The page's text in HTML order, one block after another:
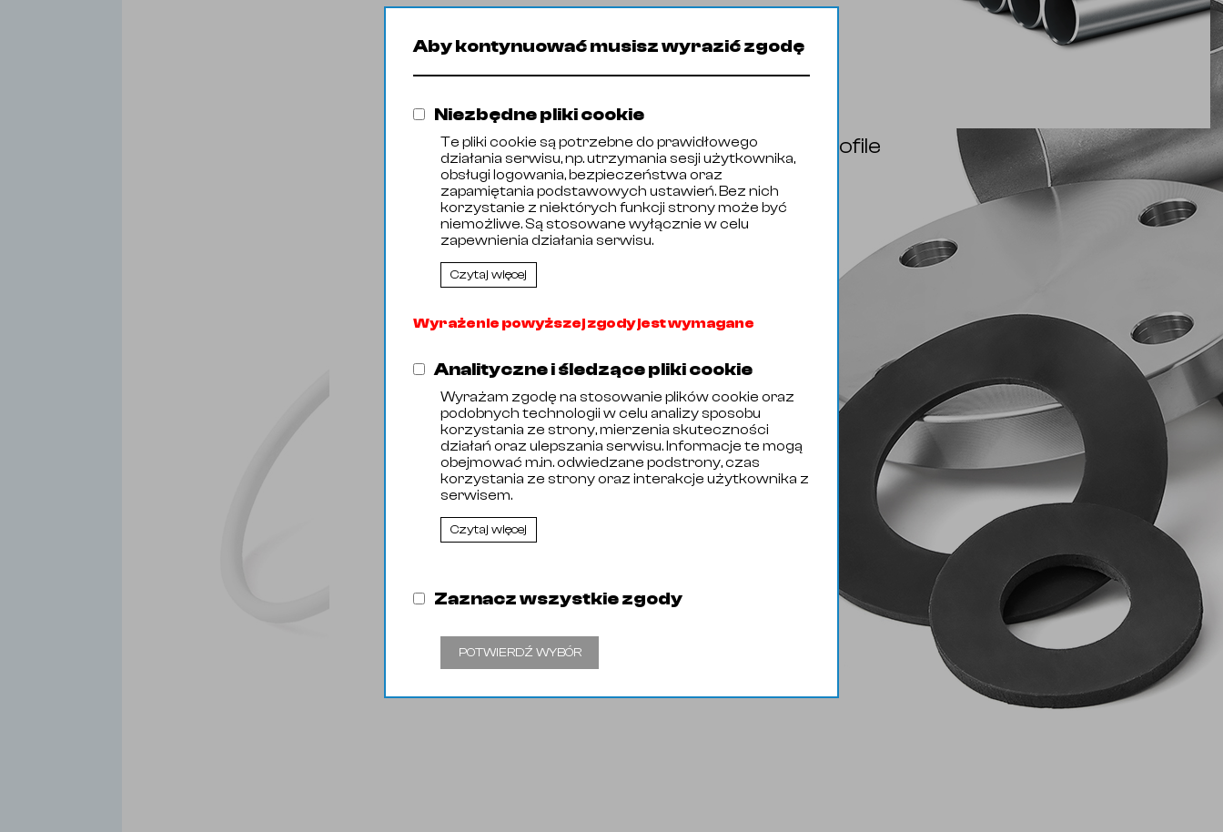
Rury i profile
Aby kontynuować musisz wyrazić zgodę
Niezbędne pliki cookie
Te pliki cookie są potrzebne do prawidłowego
działania serwisu, np. utrzymania sesji użytkownika,
obsługi logowania, bezpieczeństwa oraz
zapamiętania podstawowych ustawień. Bez nich
korzystanie z niektórych funkcji strony może być
niemożliwe. Są stosowane wyłącznie w celu
zapewnienia działania serwisu.
Czytaj więcej
Wyrażenie powyższej zgody jest wymagane
Analityczne i śledzące pliki cookie
Wyrażam zgodę na stosowanie plików cookie oraz
podobnych technologii w celu analizy sposobu
korzystania ze strony, mierzenia skuteczności
działań oraz ulepszania serwisu. Informacje te mogą
obejmować m.in. odwiedzane podstrony, czas
korzystania ze strony oraz interakcje użytkownika z
serwisem.
Czytaj więcej
Zaznacz wszystkie zgody
POTWIERDŹ WYBÓR